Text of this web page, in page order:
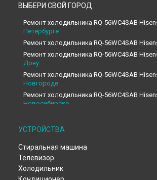
ВЫБЕРИ СВОЙ ГОРОД
Ремонт холодильника RQ-56WC4SAB
Петербурге
Ремонт холодильника RQ-56WC4SAB
Ремонт холодильника RQ-56WC4SAB
Дону
Ремонт холодильника RQ-56WC4SAB
Новгороде
Ремонт холодильника RQ-56WC4SAB
Новосибирске
Ремонт холодильника RQ-56WC4SAB
Ремонт холодильника RQ-56WC4SAB
Ремонт холодильника RQ-56WC4SAB
Ремонт холодильника RQ-56WC4SAB
УСТРОЙСТВА
Стиральная машина
Телевизор
Холодильник